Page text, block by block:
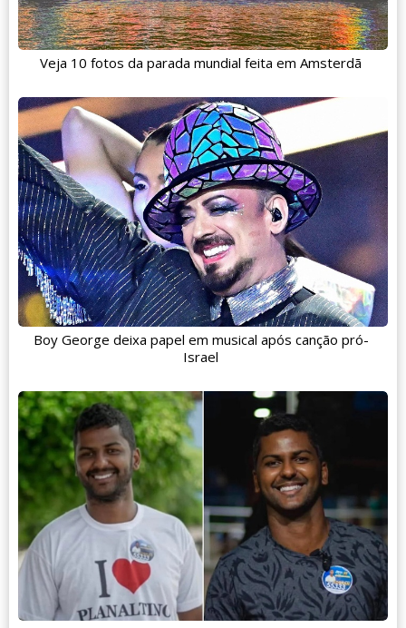
Veja 10 fotos da parada mundial feita em Amsterdã
Boy George deixa papel em musical após canção pró-
Israel